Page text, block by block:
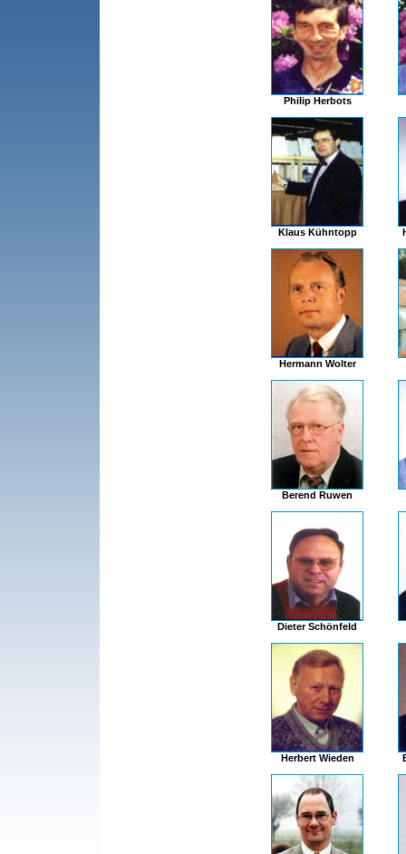
Philip Herbots
Klaus Kühntopp
Hermann Wolter
Berend Ruwen
Dieter Schönfeld
Herbert Wieden